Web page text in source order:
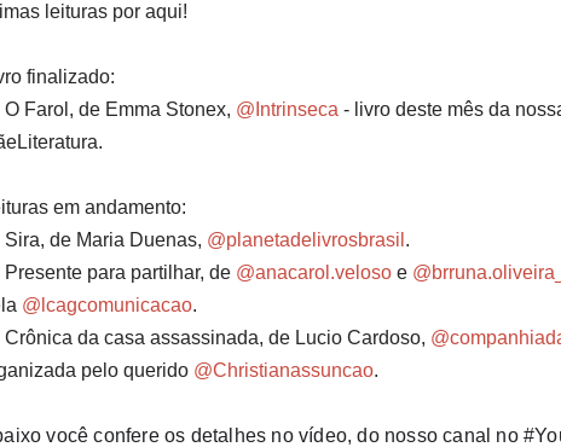
leituras por aqui!
finalizado:⁣
O Farol, de Emma Stonex, @Intrinseca - livro deste mês da
em andamento:⁣⁣⁣⁣
Sira, de Maria Duenas, @planetadelivrosbrasil .⁣
Presente para partilhar, de @anacarol.veloso e @brruna.oliveira_
@lcagcomunicacao.⁣
Crônica da casa assassinada, de Lucio Cardoso,
pelo querido @Christianassuncao.⁣
você confere os detalhes no vídeo, do nosso canal no